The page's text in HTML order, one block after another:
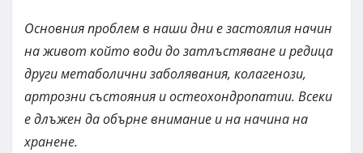
Основния проблем в наши дни е застоялия начин
на живот който води до затлъстяване и редица
други метаболични заболявания, колагенози,
артрозни състояния и остеохондропатии. Всеки
е длъжен да обърне внимание и на начина на
хранене.